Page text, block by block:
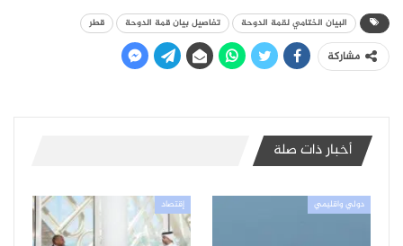
البيان الختامي لقمة الدوحة تفاصيل بيان قمة الدوحة قطر
مشاركة
أخبار ذات صلة
دولي واقليمي إقتصاد